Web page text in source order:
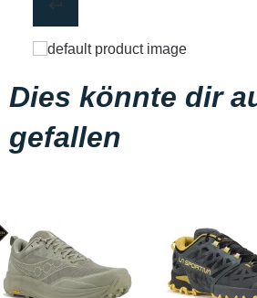
Dies könnte dir
gefallen